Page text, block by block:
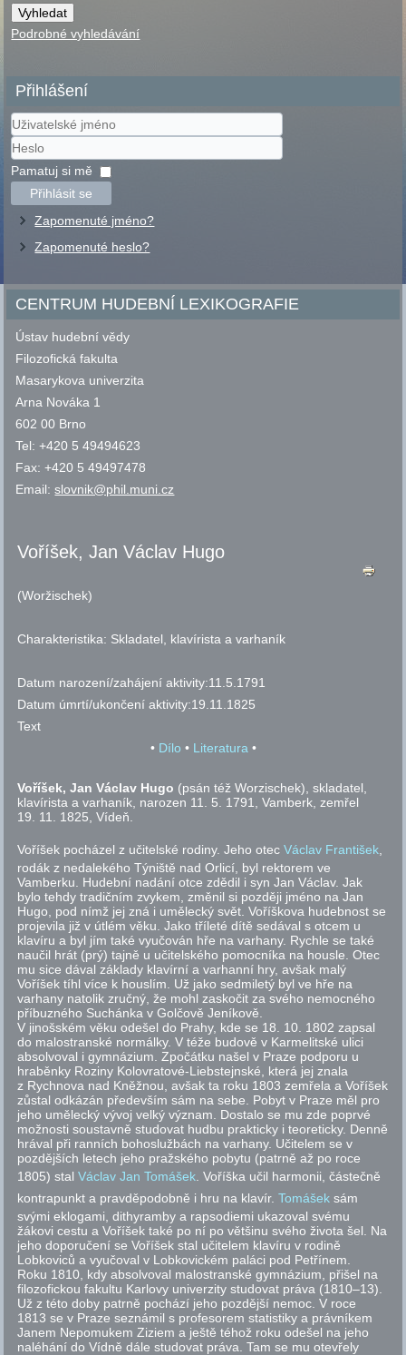
Podrobné vyhledávání
Přihlášení
Uživatelské
jméno
Heslo
Pamatuj si mě
Přihlásit se
Zapomenuté jméno?
Zapomenuté heslo?
CENTRUM HUDEBNÍ LEXIKOGRAFIE
Ústav hudební vědy
Filozofická fakulta
Masarykova univerzita
Arna Nováka 1
602 00 Brno
Tel: +420 5 49494623
Fax: +420 5 49497478
Email:slovnik@phil.muni.cz
Voříšek, Jan Václav Hugo
(Woržischek)
Charakteristika: Skladatel, klavírista a varhaník
Datum narození/zahájení aktivity:11.5.1791
Datum úmrtí/ukončení aktivity:19.11.1825
Text
• Dílo • Literatura•
Voříšek, Jan Václav Hugo (psán též Worzischek), skladatel,
klavírista a varhaník, narozen 11. 5. 1791, Vamberk, zemřel
19. 11. 1825, Vídeň.
Voříšek pocházel z učitelské rodiny. Jeho otecVáclav František,
rodák z nedalekého Týniště nad Orlicí, byl rektorem ve
Vamberku. Hudební nadání otce zdědil i syn Jan Václav. Jak
bylo tehdy tradičním zvykem, změnil si později jméno na Jan
Hugo, pod nímž jej zná i umělecký svět. Voříškova hudebnost se
projevila již v útlém věku. Jako tříleté dítě sedával s otcem u
klavíru a byl jím také vyučován hře na varhany. Rychle se také
naučil hrát (prý) tajně u učitelského pomocníka na housle. Otec
mu sice dával základy klavírní a varhanní hry, avšak malý
Voříšek tíhl více k houslím. Už jako sedmiletý byl ve hře na
varhany natolik zručný, že mohl zaskočit za svého nemocného
příbuzného Suchánka v Golčově Jeníkově.
V jinošském věku odešel do Prahy, kde se 18. 10. 1802 zapsal
do malostranské normálky. V téže budově v Karmelitské ulici
absolvoval i gymnázium. Zpočátku našel v Praze podporu u
hraběnky Roziny Kolovratové-Liebstejnské, která jej znala
z Rychnova nad Kněžnou, avšak ta roku 1803 zemřela a Voříšek
zůstal odkázán především sám na sebe. Pobyt v Praze měl pro
jeho umělecký vývoj velký význam. Dostalo se mu zde poprvé
možnosti soustavně studovat hudbu prakticky i teoreticky. Denně
hrával při ranních bohoslužbách na varhany. Učitelem se v
pozdějších letech jeho pražského pobytu (patrně až po roce
1805) stalVáclav Jan Tomášek. Voříška učil harmonii, částečně
kontrapunkt a pravděpodobně i hru na klavír.Tomášek sám
svými eklogami, dithyramby a rapsodiemi ukazoval svému
žákovi cestu a Voříšek také po ní po většinu svého života šel. Na
jeho doporučení se Voříšek stal učitelem klavíru v rodině
Lobkoviců a vyučoval v Lobkovickém paláci pod Petřínem.
Roku 1810, kdy absolvoval malostranské gymnázium, přišel na
filozofickou fakultu Karlovy univerzity studovat práva (1810–13).
Už z této doby patrně pochází jeho pozdější nemoc. V roce
1813 se v Praze seznámil s profesorem statistiky a právníkem
Janem Nepomukem Ziziem a ještě téhož roku odešel na jeho
naléhání do Vídně dále studovat práva. Tam se mu otevřely